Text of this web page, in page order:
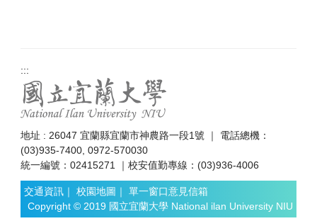
:::
地址 : 26047 宜蘭縣宜蘭市神農路一段1號 ｜ 電話總機：
(03)935-7400, 0972-570030
統一編號：02415271 ｜校安值勤專線：(03)936-4006
交通資訊 ｜ 校園地圖 ｜ 單一窗口意見信箱
Copyright © 2019 國立宜蘭大學 National ilan University NIU